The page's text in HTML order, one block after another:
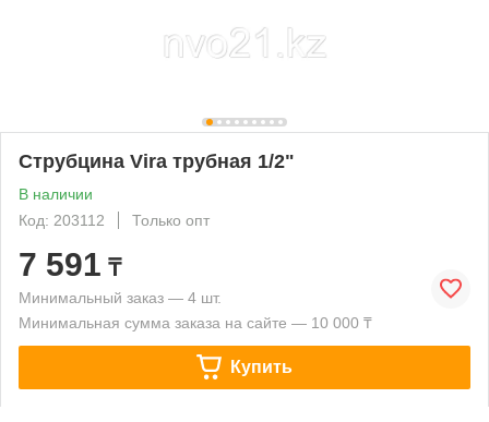
Струбцина Vira трубная 1/2"
В наличии
Код: 203112
Только опт
7 591 ₸
Минимальный заказ — 4 шт.
Минимальная сумма заказа на сайте — 10 000 ₸
Купить